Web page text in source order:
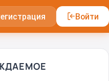
Войти